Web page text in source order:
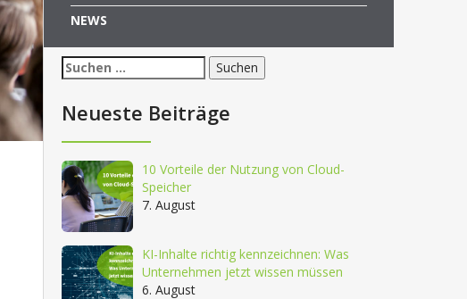
NEWS
Suchen
nach:
Neueste Beiträge
10 Vorteile der Nutzung von Cloud-
Speicher
7. August
KI-Inhalte richtig kennzeichnen: Was
Unternehmen jetzt wissen müssen
6. August